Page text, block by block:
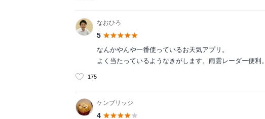
なおひろ
5
なんかやんや一番使っているお天気アプリ。
よく当たっているようなきがします。雨雲レーダー便利。
175
ケンブリッジ
4